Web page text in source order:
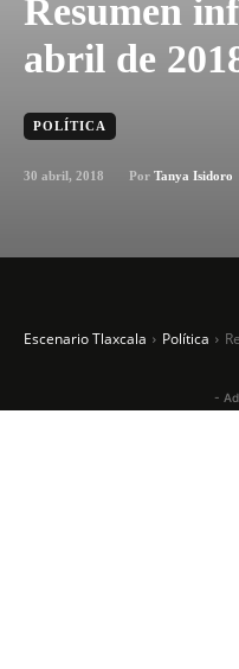
Resumen
abril de
POLÍTICA
30 abril, 2018 Por Tanya Isidoro
Escenario Tlaxcala Política
-